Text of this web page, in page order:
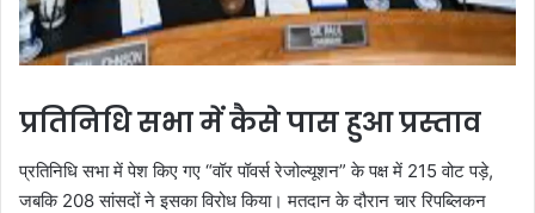
प्रतिनिधि सभा में कैसे पास हुआ प्रस्ताव
प्रतिनिधि सभा में पेश किए गए “वॉर पॉवर्स रेजोल्यूशन” के पक्ष में 215 वोट पड़े,
जबकि 208 सांसदों ने इसका विरोध किया। मतदान के दौरान चार रिपब्लिकन